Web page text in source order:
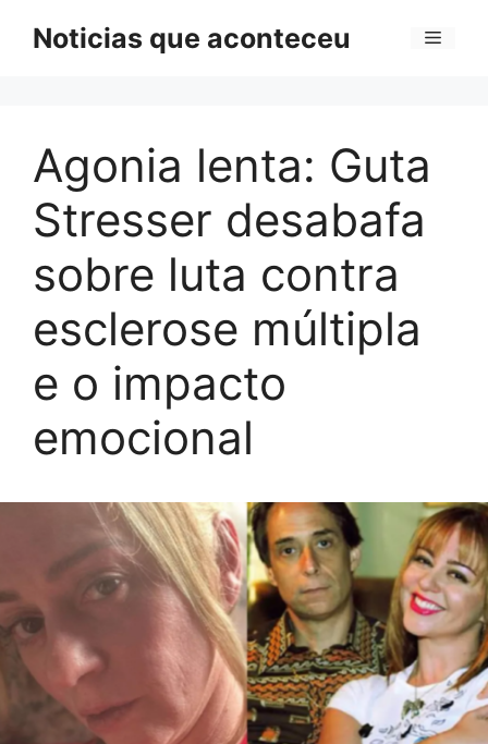
Noticias que aconteceu Menu
Agonia lenta: Guta
Stresser desabafa
sobre luta contra
esclerose múltipla
e o impacto
emocional